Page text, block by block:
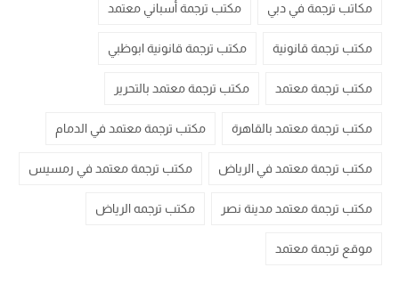
مكاتب ترجمة في دبي مكتب ترجمة أسباني معتمد
مكتب ترجمة قانونية مكتب ترجمة قانونية ابوظبي
مكتب ترجمة معتمد مكتب ترجمة معتمد بالتحرير
مكتب ترجمة معتمد بالقاهرة مكتب ترجمة معتمد في الدمام
مكتب ترجمة معتمد في الرياض مكتب ترجمة معتمد في رمسيس
مكتب ترجمة معتمد مدينة نصر مكتب ترجمه الرياض
موقع ترجمة معتمد